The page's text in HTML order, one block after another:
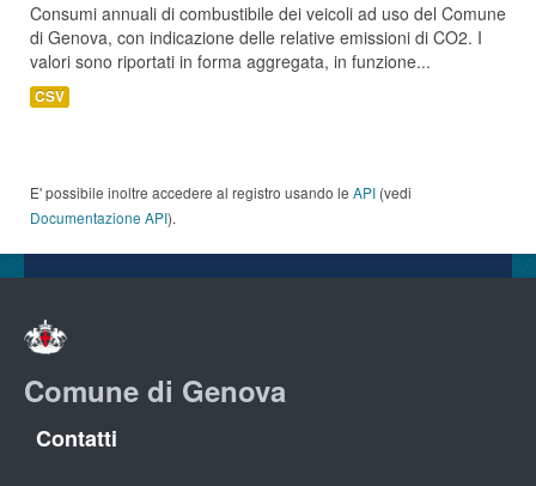
Consumi annuali di combustibile dei veicoli ad uso del Comune
di Genova, con indicazione delle relative emissioni di CO2. I
valori sono riportati in forma aggregata, in funzione...
CSV
E' possibile inoltre accedere al registro usando le API (vedi
Documentazione API).
Comune di Genova
Contatti